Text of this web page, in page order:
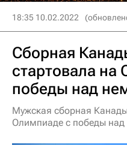
18:35 10.02.2022
Сборная
стартовала на
победы над
Мужская сборная
Олимпиаде с победы